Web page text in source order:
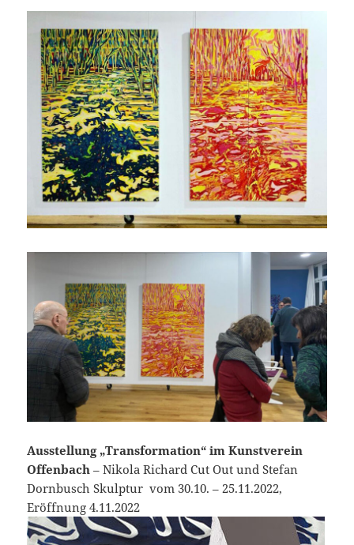
Ausstellung „Transformation“ im Kunstverein
Offenbach – Nikola Richard Cut Out und Stefan
Dornbusch Skulptur vom 30.10. – 25.11.2022,
Eröffnung 4.11.2022